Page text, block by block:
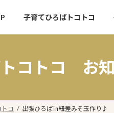
子育てひろばトコトコ
コトコ お
コ 出張ひろば㏌紐差みそ玉作り♪